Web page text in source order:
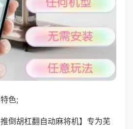
色;
推倒胡杠翻自动麻将机】专为芜